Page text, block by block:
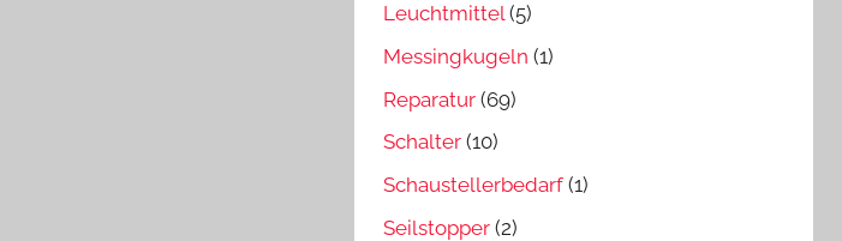
Leuchtmittel(5)
Messingkugeln (1)
Reparatur (69)
Schalter (10)
Schaustellerbedarf (1)
Seilstopper (2)